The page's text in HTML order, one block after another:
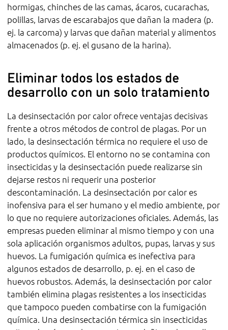
hormigas, chinches de las camas, ácaros, cucarachas,
polillas, larvas de escarabajos que dañan la madera (p.
ej. la carcoma) y larvas que dañan material y alimentos
almacenados (p. ej. el gusano de la harina).
Eliminar todos los estados de
desarrollo con un solo tratamiento
La desinsectación por calor ofrece ventajas decisivas
frente a otros métodos de control de plagas. Por un
lado, la desinsectación térmica no requiere el uso de
productos químicos. El entorno no se contamina con
insecticidas y la desinsectación puede realizarse sin
dejarse restos ni requerir una posterior
descontaminación. La desinsectación por calor es
inofensiva para el ser humano y el medio ambiente, por
lo que no requiere autorizaciones oficiales. Además, las
empresas pueden eliminar al mismo tiempo y con una
sola aplicación organismos adultos, pupas, larvas y sus
huevos. La fumigación química es inefectiva para
algunos estados de desarrollo, p. ej. en el caso de
huevos robustos. Además, la desinsectación por calor
también elimina plagas resistentes a los insecticidas
que tampoco pueden combatirse con la fumigación
química. Una desinsectación térmica sin insecticidas